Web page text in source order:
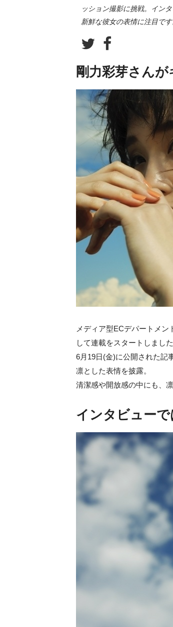
ッション撮影に挑戦。イン
新鮮な彼女の表情に注目です
剛力彩芽さん
メディア型ECデパートメ
して連載をスタートしました
6月19日(金)に公開された記
凛とした表情を披露。
清潔感や開放感の中にも、
インタビュー